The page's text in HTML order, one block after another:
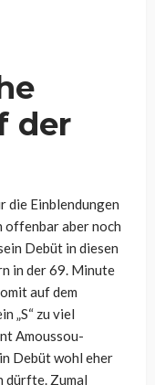
der
die Einblendungen
aber noch
Debüt in diesen
in der 69. Minute
auf dem
„S“ zu viel
Amoussou-
Debüt wohl eher
dürfte. Zumal